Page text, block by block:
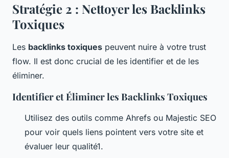
Stratégie 2 : Nettoyer les Backlinks
Toxiques
Les backlinks toxiques peuvent nuire à votre trust
flow. Il est donc crucial de les identifier et de les
éliminer.
Identifier et Éliminer les Backlinks Toxiques
Utilisez des outils comme Ahrefs ou Majestic SEO
pour voir quels liens pointent vers votre site et
évaluer leur qualité1.